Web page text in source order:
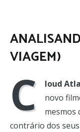
VIAGEM)
C loud
novo
mesmos
contrário dos